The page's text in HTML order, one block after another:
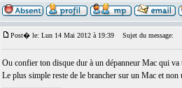
Post� le: Lun 14 Mai 2012 à 19:39 Sujet du message:
Ou confier ton disque dur à un dépanneur Mac qui va
Le plus simple reste de le brancher sur un Mac et non